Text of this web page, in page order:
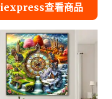
查看商品